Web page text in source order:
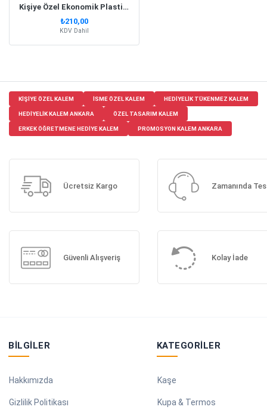
Kişiye Özel Ekonomik Plastik Kırmızı Kalem
₺210,00
KDV Dahil
KIŞIYE ÖZEL KALEM ISME ÖZEL KALEM HEDIYELIK TÜKENMEZ KALEM
HEDIYELIK KALEM ANKARA ÖZEL TASARIM KALEM
ERKEK ÖĞRETMENE HEDIYE KALEM PROMOSYON KALEM ANKARA
Ücretsiz Kargo Zamanında
Güvenli Alışveriş Kolay İade
BILGILER
Hakkımızda
Gizlilik Politikası
KATEGORILER
Kaşe
Kupa & Termos